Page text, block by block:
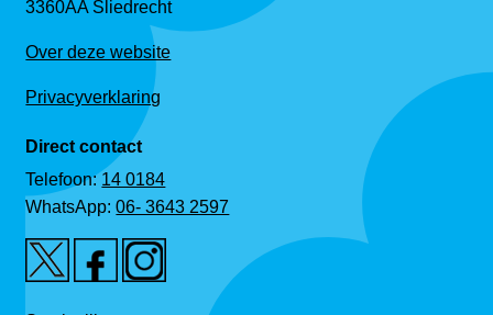
3360AA Sliedrecht
Over deze website
Privacyverklaring
Direct contact
Telefoon:14 0184
WhatsApp:06- 3643 2597